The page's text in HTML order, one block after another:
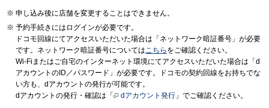
申し込み後に店舗を変更することはできません。
予約手続きにはログインが必要です。
ドコモ回線にてアクセスいただいた場合は「ネットワーク暗証番号」が必要
です。ネットワーク暗証番号についてはこちら をご確認ください。
Wi-Fiまたはご自宅のインターネット環境にてアクセスいただいた場合は「d
アカウントのID／パスワード」が必要です。ドコモの契約回線をお持ちでな
い方も、dアカウントの発行が可能です。
dアカウントの発行・確認は「
dアカウント発行 」でご確認ください。